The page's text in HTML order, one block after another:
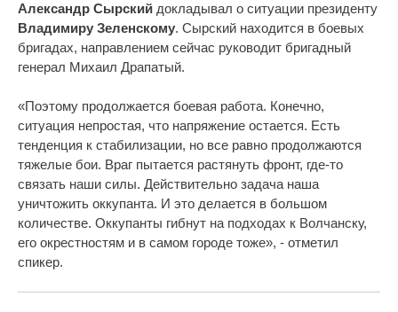
Александр Сырский докладывал о ситуации президенту
Владимиру Зеленскому. Сырский находится в боевых
бригадах, направлением сейчас руководит бригадный
генерал Михаил Драпатый.
«Поэтому продолжается боевая работа. Конечно,
ситуация непростая, что напряжение остается. Есть
тенденция к стабилизации, но все равно продолжаются
тяжелые бои. Враг пытается растянуть фронт, где-то
связать наши силы. Действительно задача наша
уничтожить оккупанта. И это делается в большом
количестве. Оккупанты гибнут на подходах к Волчанску,
его окрестностям и в самом городе тоже», - отметил
спикер.